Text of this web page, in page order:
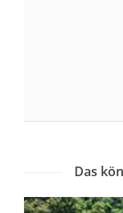
Das